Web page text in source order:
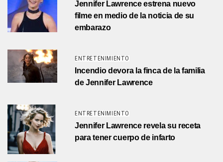
Jennifer Lawrence estrena nuevo
filme en medio de la noticia de su
embarazo
ENTRETENIMIENTO
Incendio devora la finca de la familia
de Jennifer Lawrence
ENTRETENIMIENTO
Jennifer Lawrence revela su receta
para tener cuerpo de infarto